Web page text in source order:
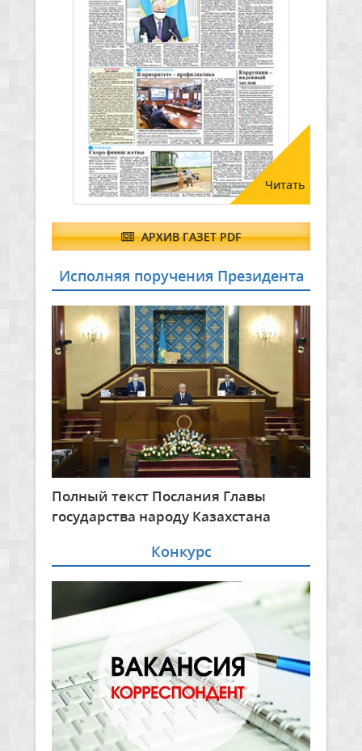
Читать
АРХИВ ГАЗЕТ PDF
Исполняя поручения Президента
Полный текст Послания Главы
государства народу Казахстана
Конкурс